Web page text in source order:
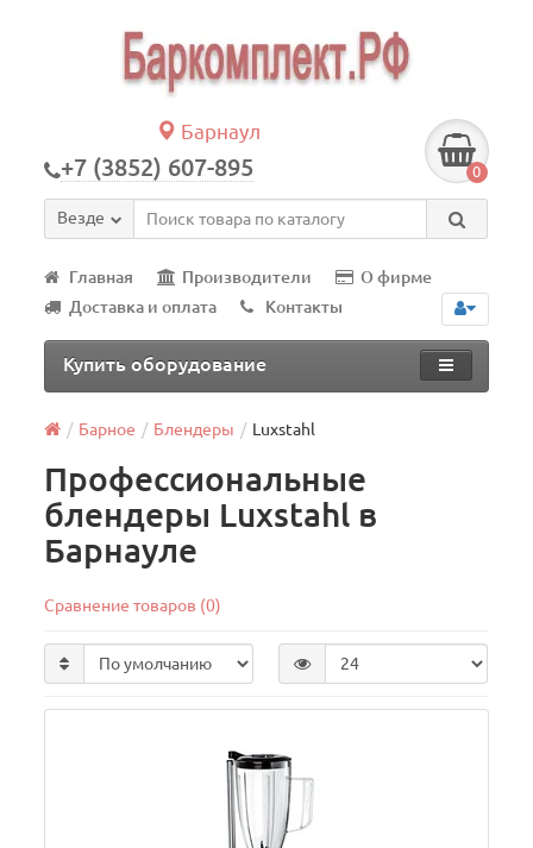
Барнаул
+7 (3852) 607-895 0
Везде
Главная Производители
О фирме
Доставка и оплата
Контакты
Купить оборудование
Барное Блендеры Luxstahl
Профессиональные
блендеры Luxstahl в
Барнауле
Сравнение товаров (0)